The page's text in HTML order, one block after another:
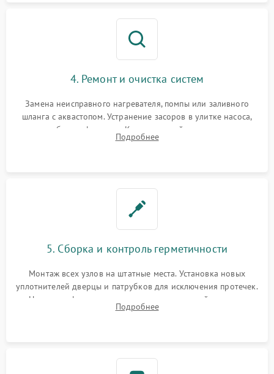
4. Ремонт и очистка систем
Замена неисправного нагревателя, помпы или заливного
шланга с аквастопом. Устранение засоров в улитке насоса,
патрубках и фильтрах. Компонентный ремонт платы
управления, восстановление поврежденной проводки.
Подробнее
5. Сборка и контроль герметичности
Монтаж всех узлов на штатные места. Установка новых
уплотнителей дверцы и патрубков для исключения протечек.
Надежная фиксация хомутов гидравлической системы,
сборка корпуса и установка датчика поплавка.
Подробнее